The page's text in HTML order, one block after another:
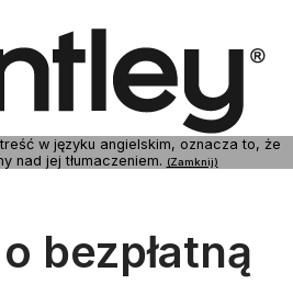
w języku angielskim, oznacza to, że
nad jej tłumaczeniem. (Zamknij)
bezpłatną